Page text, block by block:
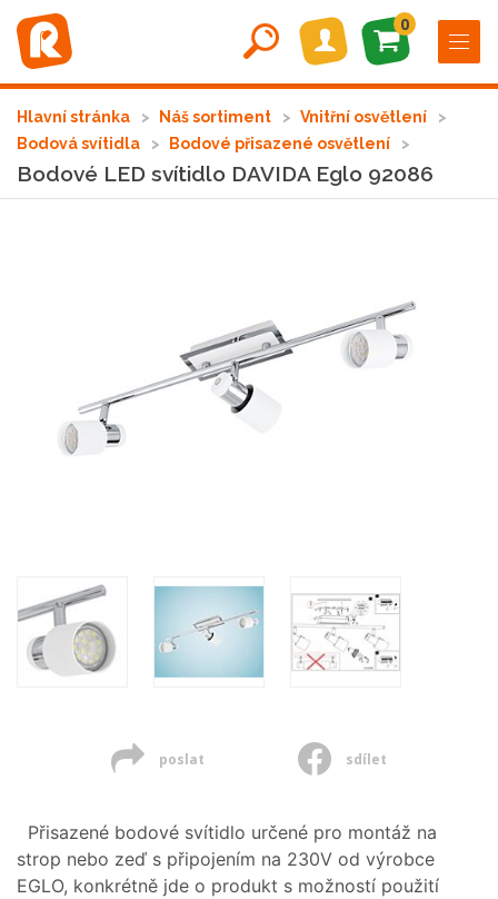
0
Hlavní stránka Náš sortiment
Vnitřní osvětlení
Bodová svítidla
Bodové přisazené osvětlení
Bodové LED svítidlo DAVIDA Eglo 92086
poslat sdílet
Přisazené bodové svítidlo určené pro montáž na
strop nebo zeď s připojením na 230V od výrobce
EGLO, konkrétně jde o produkt s možností použití